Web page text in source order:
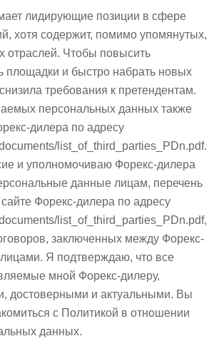
лидирующие позиции в сфере
хотя содержит, помимо упомянутых,
отраслей. Чтобы повысить
площадки и быстро набрать новых
требования к претендентам.
персональных данных также
дилера по адресу
list_of_third_parties_PDn.pdf.
и уполномочиваю Форекс-дилера
данные лицам, перечень
Форекс-дилера по адресу
list_of_third_parties_PDn.pdf,
заключенных между Форекс-
Я подтверждаю, что все
мной Форекс-дилеру,
достоверными и актуальными. Вы
с Политикой в отношении
данных.